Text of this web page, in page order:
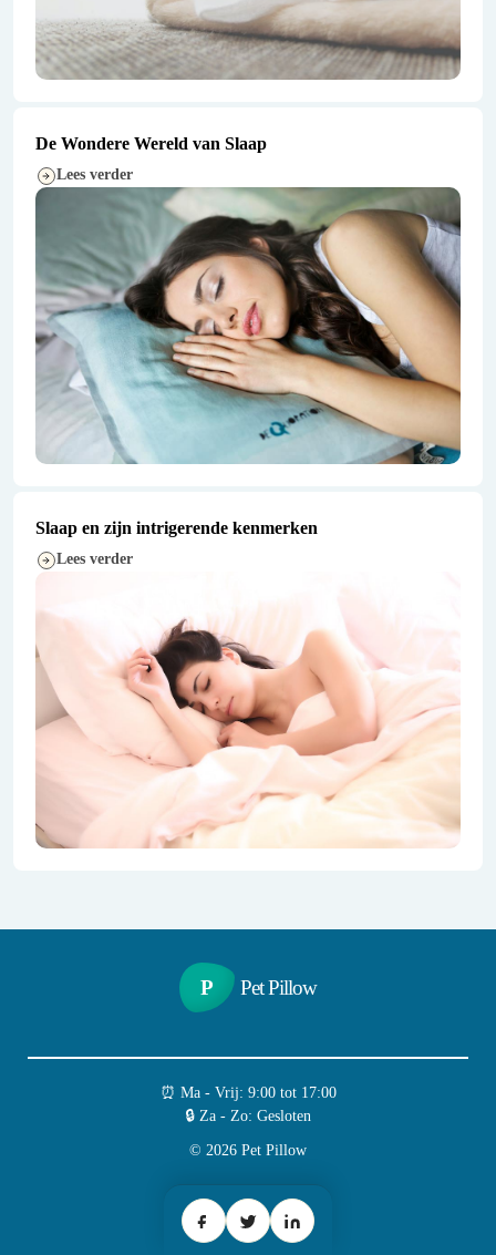
De Wondere Wereld van Slaap
Lees verder
Slaap en zijn intrigerende kenmerken
Lees verder
P Pet Pillow
⏰︎ Ma - Vrij: 9:00 tot 17:00
🔒︎ Za - Zo: Gesloten
© 2026 Pet Pillow